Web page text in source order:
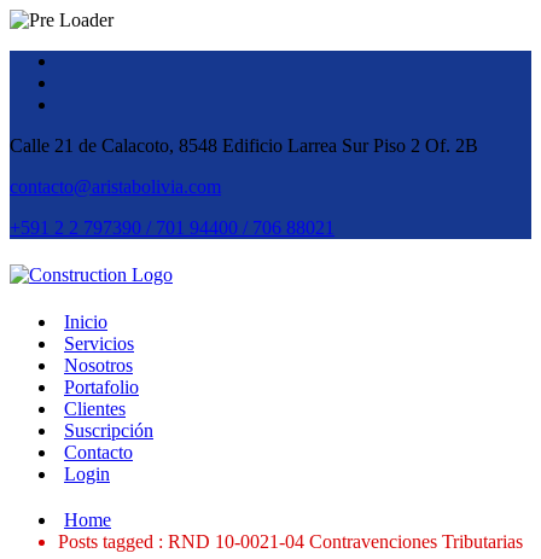
Calle 21 de Calacoto, 8548 Edificio Larrea Sur Piso 2 Of. 2B
contacto@aristabolivia.com
+591 2 2 797390 / 701 94400 / 706 88021
Inicio
Servicios
Nosotros
Portafolio
Clientes
Suscripción
Contacto
Login
Home
Posts tagged : RND 10-0021-04 Contravenciones Tributarias